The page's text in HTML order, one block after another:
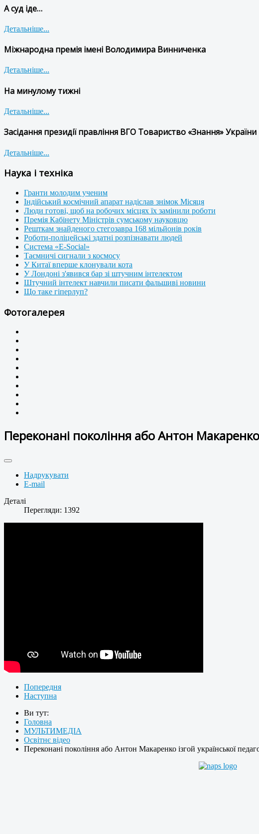
А суд іде…
Детальніше...
Міжнародна премія імені Володимира Винниченка
Детальніше...
На минулому тижні
Детальніше...
Засідання президії правління ВГО Товариство «Знання» України
Детальніше...
Наука і техніка
Гранти молодим ученим
Індійський космічний апарат надіслав знімок Місяця
Люди готові, щоб на робочих місцях їх замінили роботи
Премія Кабінету Міністрів сумському науковцю
Решткам знайденого стегозавра 168 мільйонів років
Роботи-поліцейські здатні розпізнавати людей
Система «E-Social»
Таємничі сигнали з космосу
У Китаї вперше клонували кота
У Лондоні з'явився бар зі штучним інтелектом
Штучний інтелект навчили писати фальшиві новини
Що таке гіперлуп?
Фотогалерея
Переконані покоління або Антон Макаренко
Надрукувати
E-mail
Деталі
Перегляди: 1392
Попередня
Наступна
Ви тут:
Головна
МУЛЬТИМЕДІА
Освітнє відео
Переконані покоління або Антон Макаренко ізгой української